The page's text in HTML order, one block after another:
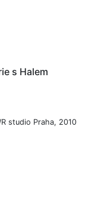
s Halem
studio Praha, 2010